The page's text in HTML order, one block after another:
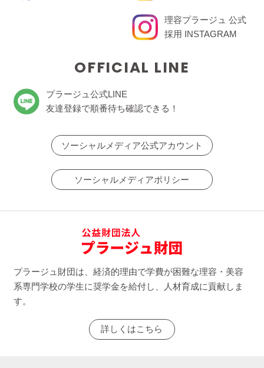
理容プラージュ 公式
採用 INSTAGRAM
OFFICIAL LINE
プラージュ公式LINE
友達登録で順番待ち確認できる！
ソーシャルメディア公式アカウント
ソーシャルメディアポリシー
プラージュ財団は、経済的理由で学費が困難な理容・美容
系専門学校の学生に奨学金を給付し、人材育成に貢献しま
す。
詳しくはこちら